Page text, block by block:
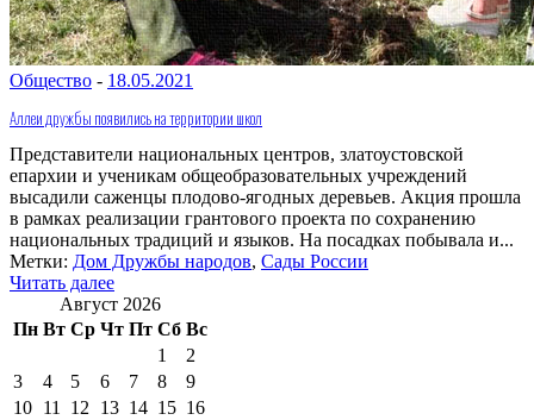
Общество - 18.05.2021
Аллеи дружбы появились на территории школ
Представители национальных центров, златоустовской
епархии и ученикам общеобразовательных учреждений
высадили саженцы плодово-ягодных деревьев. Акция прошла
в рамках реализации грантового проекта по сохранению
национальных традиций и языков. На посадках побывала и...
Метки: Дом Дружбы народов, Сады России
Читать далее
Август 2026
Пн Вт Ср Чт Пт Сб Вс
1
2
3
4 5 6 7 8
9
10 11 12 13 14 15 16